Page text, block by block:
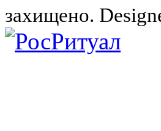
захищено.